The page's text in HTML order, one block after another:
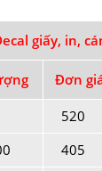
giấy, in,
Đơn
520
405